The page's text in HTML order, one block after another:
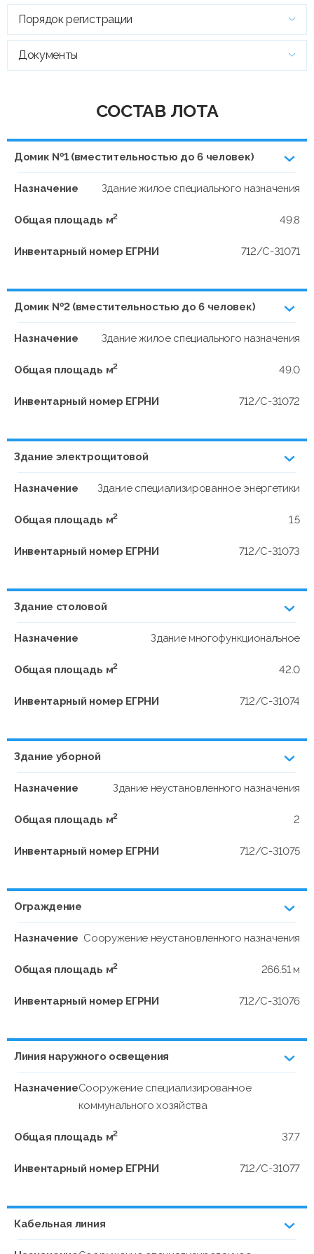
Порядок регистрации
Документы
СОСТАВ ЛОТА
Домик №1 (вместительностью до 6 человек)
Назначение Здание жилое специального назначения
Общая площадь м2 49.8
Инвентарный номер ЕГРНИ 712/C-31071
Домик №2 (вместительностью до 6 человек)
Назначение Здание жилое специального назначения
Общая площадь м2 49.0
Инвентарный номер ЕГРНИ 712/C-31072
Здание электрощитовой
Назначение Здание специализированное энергетики
Общая площадь м2 1.5
Инвентарный номер ЕГРНИ 712/C-31073
Здание столовой
Назначение Здание многофункциональное
Общая площадь м2 42.0
Инвентарный номер ЕГРНИ 712/C-31074
Здание уборной
Назначение Здание неустановленного назначения
Общая площадь м2 2
Инвентарный номер ЕГРНИ 712/C-31075
Ограждение
Назначение Сооружение неустановленного назначения
Общая площадь м2 266.51 м
Инвентарный номер ЕГРНИ 712/C-31076
Линия наружного освещения
НазначениеСооружение специализированное
коммунального хозяйства
Общая площадь м2 37.7
Инвентарный номер ЕГРНИ 712/C-31077
Кабельная линия